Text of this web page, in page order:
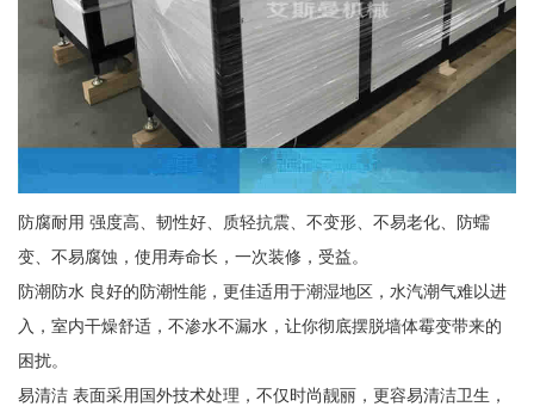
防腐耐用 强度高、韧性好、质轻抗震、不变形、不易老化、防蠕
变、不易腐蚀，使用寿命长，一次装修，受益。
防潮防水 良好的防潮性能，更佳适用于潮湿地区，水汽潮气难以进
入，室内干燥舒适，不渗水不漏水，让你彻底摆脱墙体霉变带来的
困扰。
易清洁 表面采用国外技术处理，不仅时尚靓丽，更容易清洁卫生，